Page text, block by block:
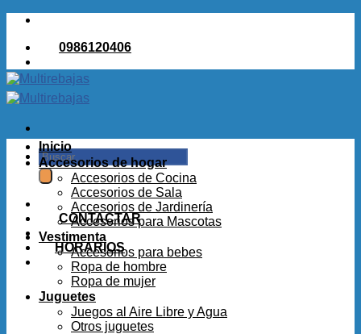
Saltar
contenido0986120406
Buscar
por:
CONTACTAR
HORARIOS
Inicio
Accesorios de hogar
Accesorios de Cocina
Accesorios de Sala
Accesorios de Jardinería
Accesorios para Mascotas
Vestimenta
Accesorios para bebes
Ropa de hombre
Ropa de mujer
Juguetes
Juegos al Aire Libre y Agua
Otros juguetes